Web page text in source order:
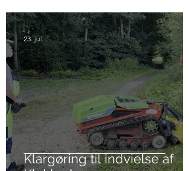
Klargøring til indvielse af
23. jul.